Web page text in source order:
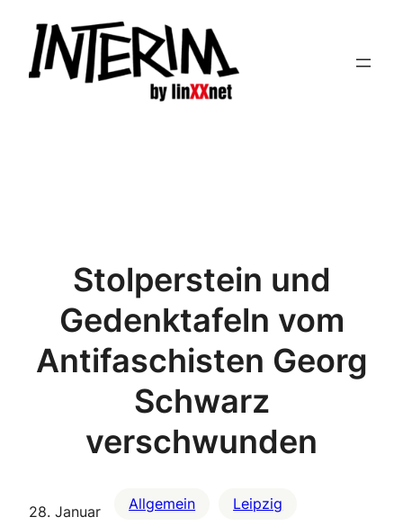
Inhalt
springen
Stolperstein und
Gedenktafeln vom
Antifaschisten Georg
Schwarz
verschwunden
28. Januar
Allgemein Leipzig